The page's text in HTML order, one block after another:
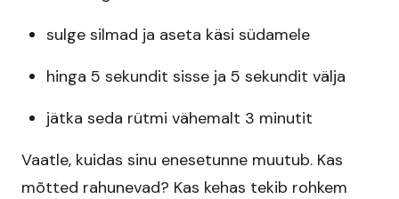
sulge silmad ja aseta käsi südamele
hinga 5 sekundit sisse ja 5 sekundit välja
jätka seda rütmi vähemalt 3 minutit
Vaatle, kuidas sinu enesetunne muutub. Kas
mõtted rahunevad? Kas kehas tekib rohkem